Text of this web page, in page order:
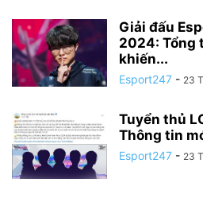
Giải đấu
2024: Tổng
khiến...
Esport247 - 23
Tuyển thủ
Thông tin
Esport247 - 23